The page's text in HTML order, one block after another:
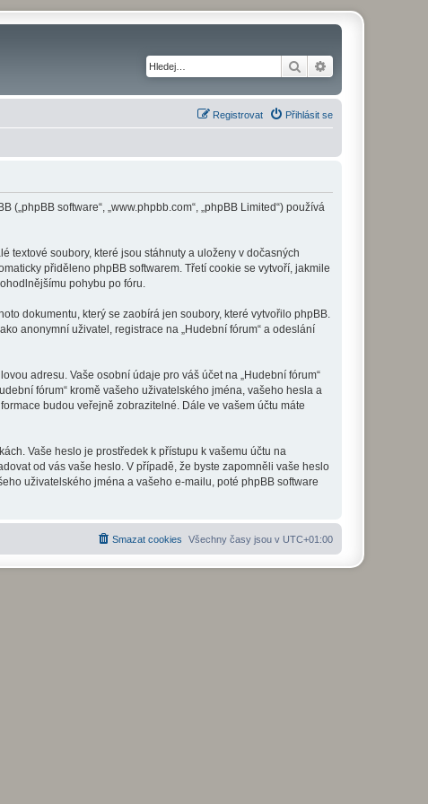
Hledat
Přihlásit se
Registrovat
(„phpBB software“, „www.phpbb.com“, „phpBB Limited“) používá
textové soubory, které jsou stáhnuty a uloženy v dočasných
přiděleno phpBB softwarem. Třetí cookie se vytvoří, jakmile
pohybu po fóru.
dokumentu, který se zaobírá jen soubory, které vytvořilo phpBB.
anonymní uživatel, registrace na „Hudební fórum“ a odeslání
adresu. Vaše osobní údaje pro váš účet na „Hudební fórum“
fórum“ kromě vašeho uživatelského jména, vašeho hesla a
budou veřejně zobrazitelné. Dále ve vašem účtu máte
Vaše heslo je prostředek k přístupu k vašemu účtu na
od vás vaše heslo. V případě, že byste zapomněli vaše heslo
uživatelského jména a vašeho e-mailu, poté phpBB software
Všechny časy jsou v UTC+01:00
Smazat cookies